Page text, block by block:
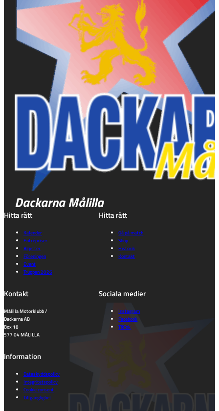
Dackarna Målilla
Hitta rätt
Kalender
Entrépriser
Biljetter
Föreningen
Event
Truppen 2026
Hitta rätt
Gå på match
Shop
Historik
Kontakt
Kontakt
Målilla Motorklubb /
Dackarna AB
Box 18
577 04 MÅLILLA
Sociala medier
Instagram
Facebook
TikTok
Information
Dataskyddspolicy
Integritetspolicy
Cookie consent
Tillgänglighet